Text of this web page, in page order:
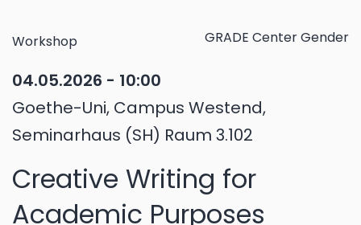
Workshop GRADE Center Gender
04.05.2026 - 10:00
Goethe-Uni, Campus Westend,
Seminarhaus (SH) Raum 3.102
Creative Writing for
Academic Purposes